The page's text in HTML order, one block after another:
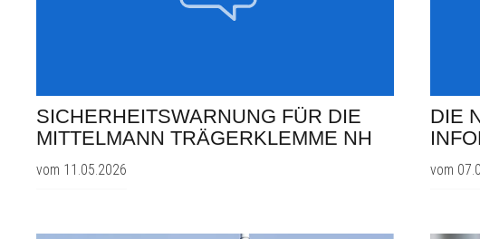
SICHERHEITSWARNUNG FÜR DIE
MITTELMANN TRÄGERKLEMME NH
vom 11.05.2026
DIE
vom